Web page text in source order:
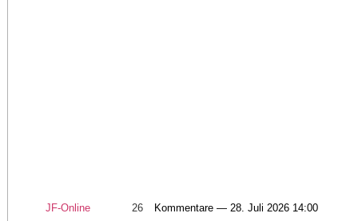
JF-Online 26 Kommentare — 28. Juli 2026 14:00